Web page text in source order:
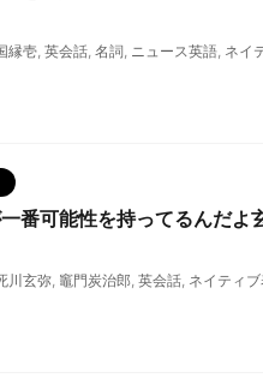
縁壱, 英会話, 名詞, ニュース英語, ネイ
一番可能性を持ってるんだ
川玄弥, 竈門炭治郎, 英会話, ネイティ